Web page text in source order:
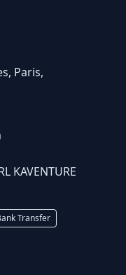
Paris,
KAVENTURE
Transfer